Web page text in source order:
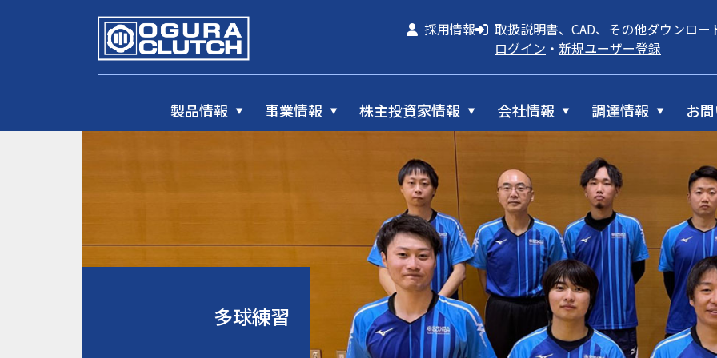
採用情報
取扱説明書、CAD、その他ダウンロー
ログイン ・ 新規ユーザー登録
製品情報 事業情報 株主投資家情報 会社情報 調達情報 お
多球練習